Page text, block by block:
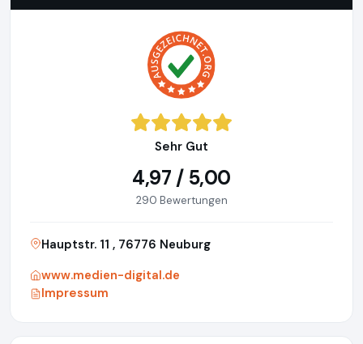
Sehr Gut
4,97 / 5,00
290 Bewertungen
Hauptstr. 11 , 76776 Neuburg
www.medien-digital.de
Impressum